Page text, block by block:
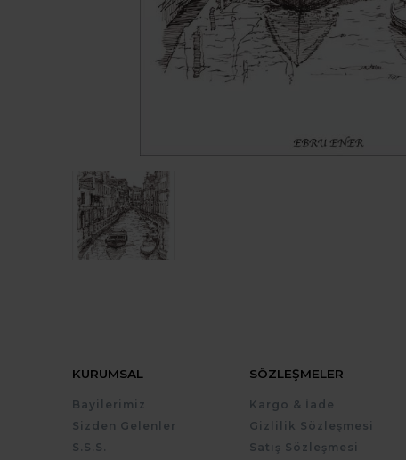
KURUMSAL
Bayilerimiz
Sizden Gelenler
S.S.S.
SÖZLEŞMELER
Kargo & İade
Gizlilik Sözleşmesi
Satış Sözleşmesi